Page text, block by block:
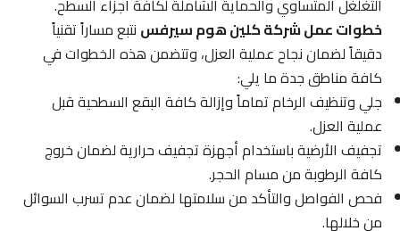
خطوات عمل شركة كلين هوم سيرفسنتبع مساراً تقنياً
دقيقاً لضمان نجاح عملية العزل، وتتضمن هذه الخطوات في
كافة مناطق جدة ما يلي:
جلي وتنظيف الرخام تماماً وإزالة كافة البقع السطحية قبل
عملية العزل.
تجفيف الأرضية باستخدام أجهزة تجفيف حرارية لضمان خروج
كافة الرطوبة من مسام الحجر.
فحص الفواصل والتأكد من سلامتها لضمان عدم تسرب السوائل
من خلالها.